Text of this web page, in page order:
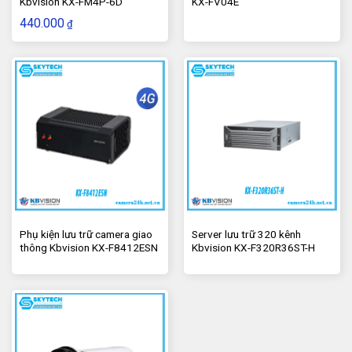
Nếu xét về góc độ uy tín thương hiệu, chất lượng và độ
bền sản phẩm thì Ezviz là số 1 hiện nay. Đây được xem
là giải pháp hiệu quả với mức chi phí tối ưu, phù hợp với
nhiều các tiêu chuẩn chất lượng quốc tế khác nhau như
440.000 ₫
Phụ kiện lưu trữ camera giao
thông Kbvision KX-F8412ESN
Server lưu trữ 320 kênh
Kbvision KX-F320R36ST-H